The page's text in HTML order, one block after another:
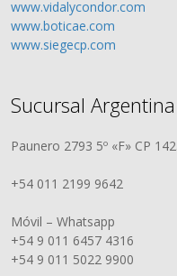
www.vidalycondor.com
www.boticae.com
www.siegecp.com
Sucursal Argentina
Paunero 2793 5º «F» CP
+54 011 2199 9642
Móvil – Whatsapp
+54 9 011 6457 4316
+54 9 011 5022 9900